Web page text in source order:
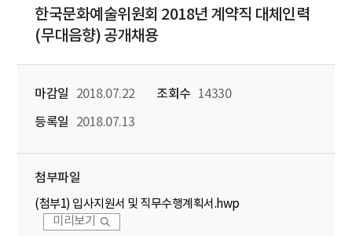
한국문화예술위원회 2018년 계약직 대체인력
(무대음향) 공개채용
마감일 2018.07.22 조회수
14330
등록일
2018.07.13
첨부파일
(첨부1) 입사지원서 및 직무수행계획서.hwp
미리보기